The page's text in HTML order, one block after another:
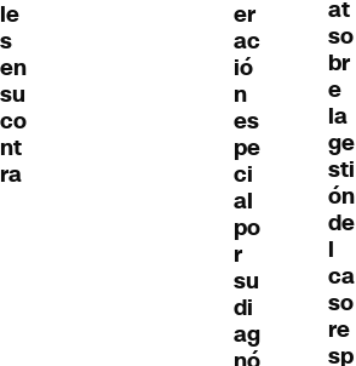
le
s
en
su
co
nt
ra
er
ac
ió
n
es
pe
ci
al
po
r
su
di
ag
at
so
br
e
la
ge
sti
ón
de
l
ca
so
re
sp